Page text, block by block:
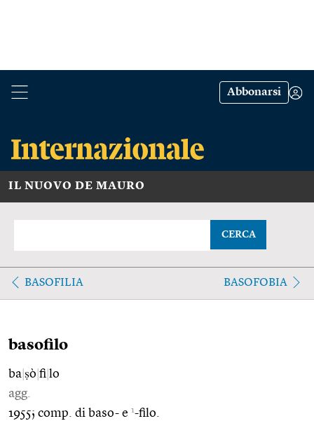
Abbonarsi
IL NUOVO DE MAURO
CERCA
BASOFILIA BASOFOBIA
basofilo
ba ṣò fi lo
agg.
1955; comp. di baso- e 1-filo.